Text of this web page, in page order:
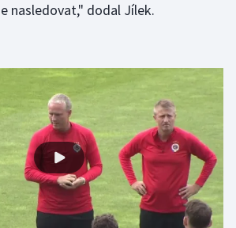
nasledovat," dodal Jílek.